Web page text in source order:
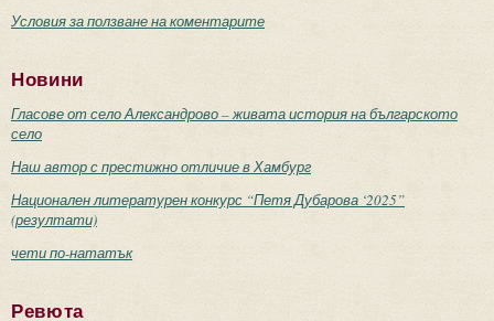
Условия за ползване на коментарите
Новини
Гласове от село Александрово – живата история на българското
село
Наш автор с престижно отличие в Хамбург
Национален литературен конкурс “Петя Дубарова ‘2025”
(резултати)
чети по-нататък
Ревюта